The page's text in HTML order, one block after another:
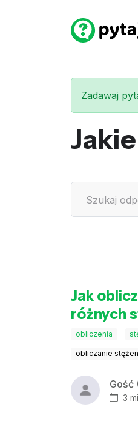
Zadawaj
Jak
różnych
obliczenia
obliczanie
Gość
3